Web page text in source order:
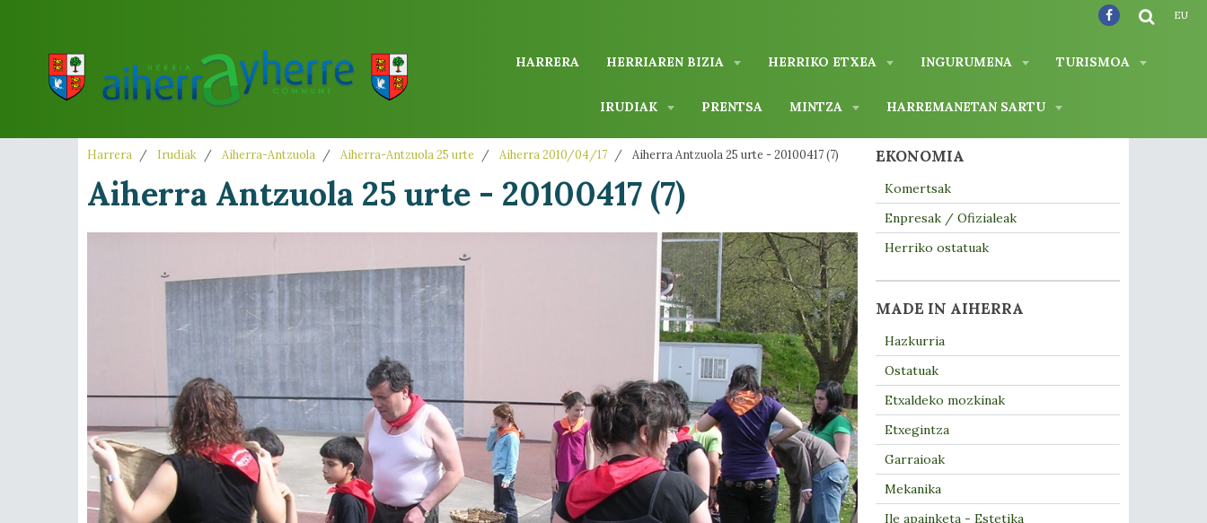
HARRERA HERRIAREN BIZIA HERRIKO ETXEA INGURUMENA TURISMOA
IRUDIAK PRENTSA MINTZA HARREMANETAN SARTU
EU
Harrera Irudiak Aiherra-Antzuola Aiherra-Antzuola 25 urte Aiherra 2010/04/17 Aiherra Antzuola 25 urte - 20100417 (7)
Aiherra Antzuola 25 urte - 20100417 (7)
EKONOMIA
Komertsak
Enpresak / Ofizialeak
Herriko ostatuak
MADE IN AIHERRA
Hazkurria
Ostatuak
Etxaldeko mozkinak
Etxegintza
Garraioak
Mekanika
Ile apainketa - Estetika